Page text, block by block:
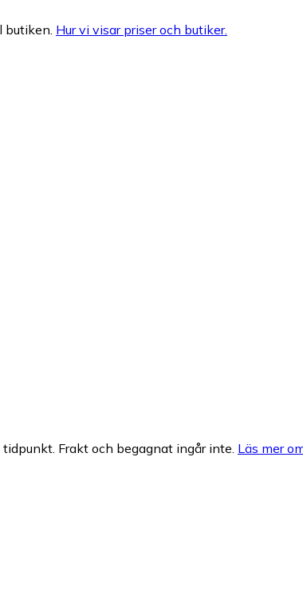
butiken. Hur vi visar priser och butiker.
Frakt och begagnat ingår inte. Läs mer